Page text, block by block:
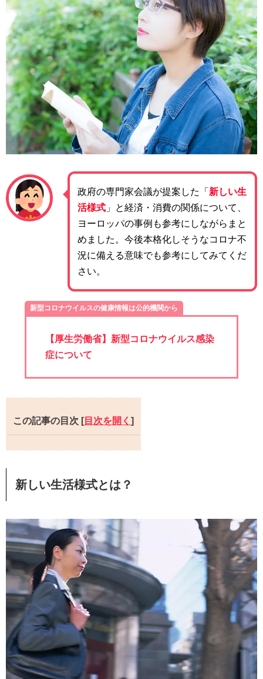
政府の専門家会議が提案した「 新しい生
活様式 」と経済・消費の関係について、
ヨーロッパの事例も参考にしながらまと
めました。今後本格化しそうなコロナ不
況に備える意味でも参考にしてみてくだ
さい。
新型コロナウイルスの健康情報は公的機関から
【厚生労働省】新型コロナウイルス感染
症について
この記事の目次 [目次を開く ]
新しい生活様式とは？